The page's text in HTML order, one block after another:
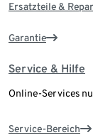
Ersatzteile &
Garantie
Service & Hilfe
Online-Services
Service-Bereich